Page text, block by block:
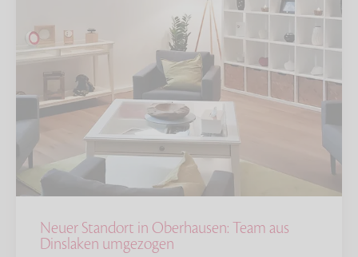
Neuer Standort in Oberhausen: Team aus
Dinslaken umgezogen